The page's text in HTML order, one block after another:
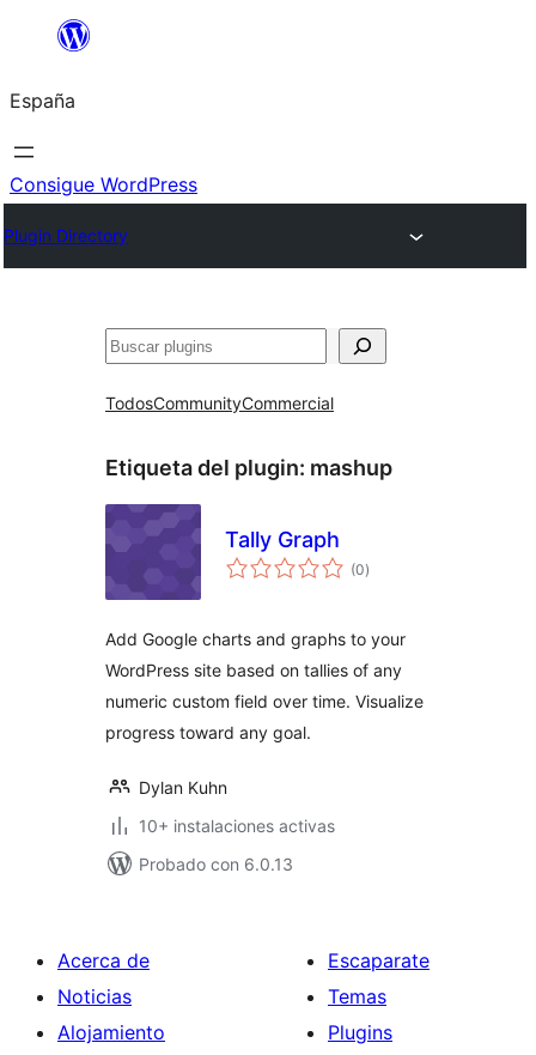
Saltar
contenido
España
Consigue WordPress
Plugin Directory
Buscar
TodosCommunityCommercial
Etiqueta del plugin: mashup
Tally Graph
(0valoraciones
en
)
Add Google charts and graphs to your
WordPress site based on tallies of any
numeric custom field over time. Visualize
progress toward any goal.
Dylan Kuhn
10+ instalaciones activas
Probado con 6.0.13
Acerca de
Noticias
Alojamiento
Escaparate
Temas
Plugins